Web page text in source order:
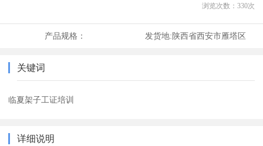
浏览次数： 330次
产品规格： 发货地:陕西省西安市雁塔区
关键词
临夏架子工证培训
详细说明